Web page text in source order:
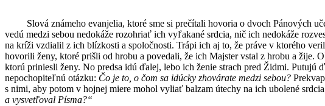
Slová známeho evanjelia, ktoré sme si prečítali hovoria o dvoch Pánových
vedú medzi sebou nedokáže rozohriať ich vyľakané srdcia, nič ich nedokáže
na kríži vzdialil z ich blízkosti a spoločnosti. Trápi ich aj to, že práve v ktorého
hovorili ženy, ktoré prišli od hrobu a povedali, že ich Majster vstal z hrobu a žije.
ktorú priniesli ženy. No predsa idú ďalej, lebo ich ženie strach pred Židmi. Putujú
nepochopiteľnú otázku: Čo je to, o čom sa idúcky zhovárate medzi sebou?
s nimi, aby potom v hojnej miere mohol vyliať balzam útechy na ich ubolené
a vysvetľoval Písma?“